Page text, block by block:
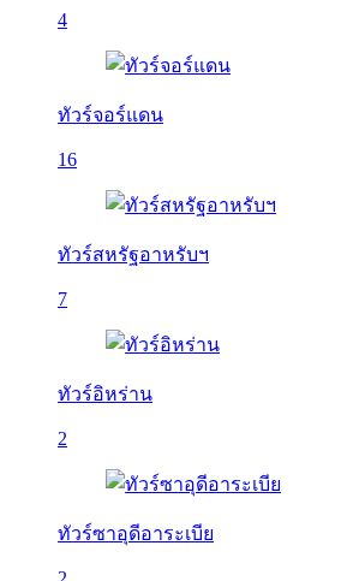
4
ทัวร์จอร์แดน
16
ทัวร์สหรัฐอาหรับฯ
7
ทัวร์อิหร่าน
2
ทัวร์ซาอุดีอาระเบีย